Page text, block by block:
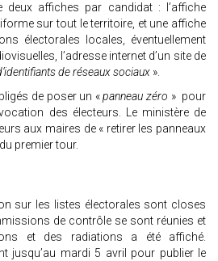
deux affiches par candidat : l’affiche
sur tout le territoire, et une affiche
électorales locales, éventuellement
l’adresse internet d’un site de
de réseaux sociaux ».
de poser un «panneau zéro » pour
des électeurs. Le ministère de
aux maires de « retirer les panneaux
premier tour.
sur les listes électorales sont closes
de contrôle se sont réunies et
et des radiations a été affiché.
jusqu’au mardi 5 avril pour publier le